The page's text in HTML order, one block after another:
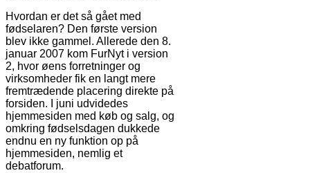
Hvordan er det så gået med
fødselaren? Den første version
blev ikke gammel. Allerede den 8.
januar 2007 kom FurNyt i version
2, hvor øens forretninger og
virksomheder fik en langt mere
fremtrædende placering direkte på
forsiden. I juni udvidedes
hjemmesiden med køb og salg, og
omkring fødselsdagen dukkede
endnu en ny funktion op på
hjemmesiden, nemlig et
debatforum.